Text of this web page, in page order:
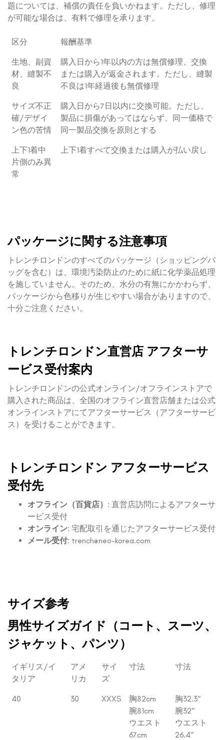
題については、補償の責任を負いかねます。ただし、修理
が可能な場合は、有料で修理を承ります。
区分 報酬基準
生地、副資
材、縫製不
良
購入日から1年以内の方は無償修理、交換
または購入が返金されます。ただし、縫製
不良は1年経過後も無償修理
サイズ不正
確/デザイ
ン色の苦情
購入日から7日以内に交換可能。ただし、
製品に損傷があってはならず、同一価格で
同一製品交換を原則とする
上下1着中
片側のみ異
常
上下1着すべて交換または購入が払い戻し
パッケージに関する注意事項
トレンチロンドンのすべてのパッケージ（ショッピングバ
ッグを含む）は、環境汚染防止のために紙に化学薬品処理
を施していません。そのため、水分の有無にかかわらず、
パッケージから色移りが生じやすい場合がありますので、
十分ご注意ください。
トレンチロンドン直営店 アフターサ
ービス受付案内
トレンチロンドンの公式オンライン/オフラインストアで
購入された商品は、全国のオフライン直営店舗または公式
オンラインストアにてアフターサービス（アフターサービ
ス）を受けることができます。
トレンチロンドン アフターサービス
受付先
オフライン（百貨店） : 直営店訪問によるアフターサ
ービス受付
オンライン: 宅配取引を通じたアフターサービス受付
メール受付: trench@neo-korea.com
サイズ参考
男性サイズガイド（コート、スーツ、
ジャケット、パンツ）
イギリス/イ
タリア
アメ
リカ
サイ
ズ
寸法 寸法
40 30 XXXS
胸82cm
腕81cm
ウエスト
67cm
胸32.3″
腕32″
ウエスト
26.4″